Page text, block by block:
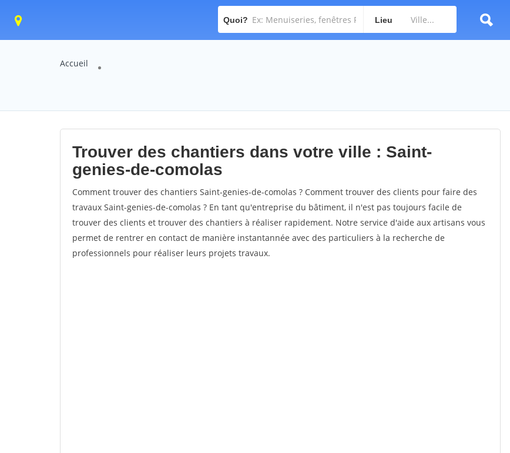
Quoi? Lieu
Accueil
Trouver des chantiers dans votre ville : Saint-
genies-de-comolas
Comment trouver des chantiers Saint-genies-de-comolas ? Comment trouver des clients pour faire des
travaux Saint-genies-de-comolas ? En tant qu'entreprise du bâtiment, il n'est pas toujours facile de
trouver des clients et trouver des chantiers à réaliser rapidement. Notre service d'aide aux artisans vous
permet de rentrer en contact de manière instantannée avec des particuliers à la recherche de
professionnels pour réaliser leurs projets travaux.